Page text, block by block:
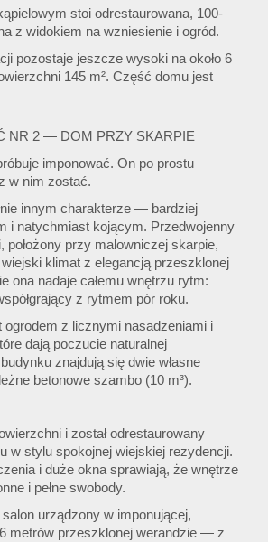
stoi odrestaurowana, 100-
z widokiem na wzniesienie i ogród.
pozostaje jeszcze wysoki na około 6
145 m². Część domu jest
NR 2 — DOM PRZY SKARPIE
imponować. On po prostu
w nim zostać.
innym charakterze — bardziej
i natychmiast kojącym. Przedwojenny
położony przy malowniczej skarpie,
klimat z elegancją przeszklonej
ona nadaje całemu wnętrzu rytm:
z rytmem pór roku.
ogrodem z licznymi nasadzeniami i
dają poczucie naturalnej
znajdują się dwie własne
betonowe szambo (10 m³).
i został odrestaurowany
w stylu spokojnej wiejskiej rezydencji.
i duże okna sprawiają, że wnętrze
i pełne swobody.
urządzony w imponującej,
metrów przeszklonej werandzie — z